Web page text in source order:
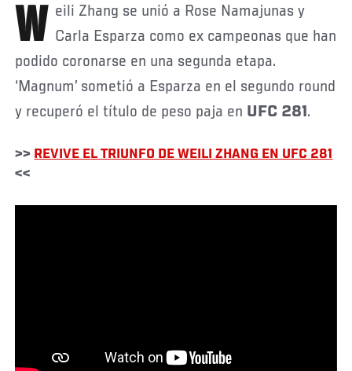
Weili Zhang se unió a Rose Namajunas y Carla Esparza como ex campeonas que han
podido coronarse en una segunda etapa.
‘Magnum’ sometió a Esparza en el segundo round
y recuperó el título de peso paja en UFC 281.
>> REVIVE EL TRIUNFO DE WEILI ZHANG EN UFC 281
<<